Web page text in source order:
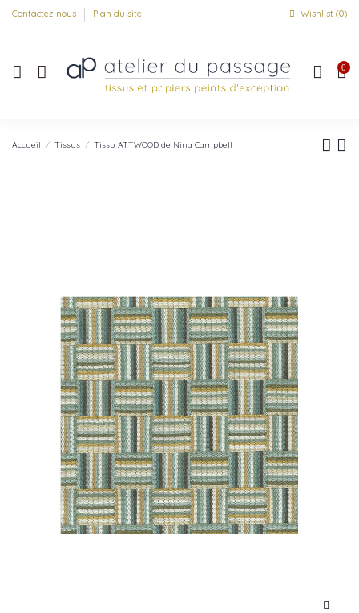
Contactez-nous Plan du site Wishlist (0)
0
Accueil Tissus Tissu ATTWOOD de Nina Campbell